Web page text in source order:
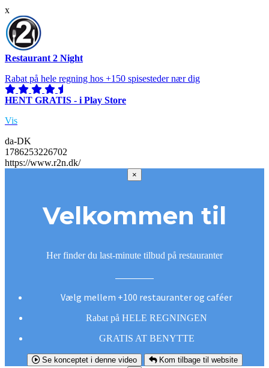
x
Restaurant 2 Night
Rabat på hele regning hos +150 spisesteder nær dig
HENT GRATIS - i Play Store
Vis
da-DK
1786253226702
https://www.r2n.dk/
×
Velkommen til
Her finder du last-minute tilbud på restauranter
Vælg mellem +100 restauranter og caféer
Rabat på HELE REGNINGEN
GRATIS AT BENYTTE
Se konceptet i denne video
Kom tilbage til website